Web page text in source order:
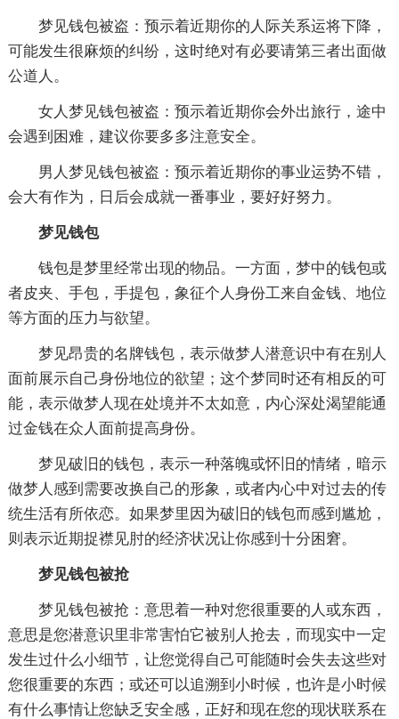
梦见钱包被盗：预示着近期你的人际关系运将下降，
可能发生很麻烦的纠纷，这时绝对有必要请第三者出面做
公道人。
女人梦见钱包被盗：预示着近期你会外出旅行，途中
会遇到困难，建议你要多多注意安全。
男人梦见钱包被盗：预示着近期你的事业运势不错，
会大有作为，日后会成就一番事业，要好好努力。
梦见钱包
钱包是梦里经常出现的物品。一方面，梦中的钱包或
者皮夹、手包，手提包，象征个人身份工来自金钱、地位
等方面的压力与欲望。
梦见昂贵的名牌钱包，表示做梦人潜意识中有在别人
面前展示自己身份地位的欲望；这个梦同时还有相反的可
能，表示做梦人现在处境并不太如意，内心深处渴望能通
过金钱在众人面前提高身份。
梦见破旧的钱包，表示一种落魄或怀旧的情绪，暗示
做梦人感到需要改换自己的形象，或者内心中对过去的传
统生活有所依恋。如果梦里因为破旧的钱包而感到尴尬，
则表示近期捉襟见肘的经济状况让你感到十分困窘。
梦见钱包被抢
梦见钱包被抢：意思着一种对您很重要的人或东西，
意思是您潜意识里非常害怕它被别人抢去，而现实中一定
发生过什么小细节，让您觉得自己可能随时会失去这些对
您很重要的东西；或还可以追溯到小时候，也许是小时候
有什么事情让您缺乏安全感，正好和现在您的现状联系在